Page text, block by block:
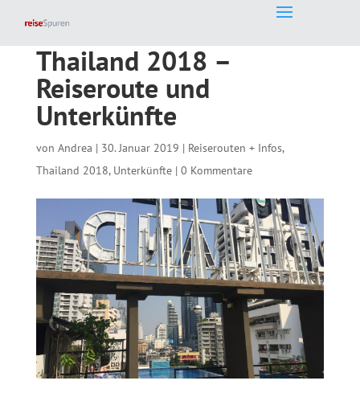
Thailand 2018 –
Reiseroute und
Unterkünfte
von Andrea | 30. Januar 2019 | Reiserouten + Infos,
Thailand 2018, Unterkünfte| 0 Kommentare